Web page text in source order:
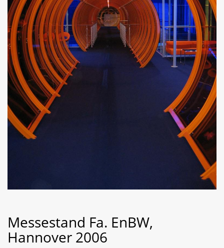
Messestand Fa. EnBW,
Hannover 2006